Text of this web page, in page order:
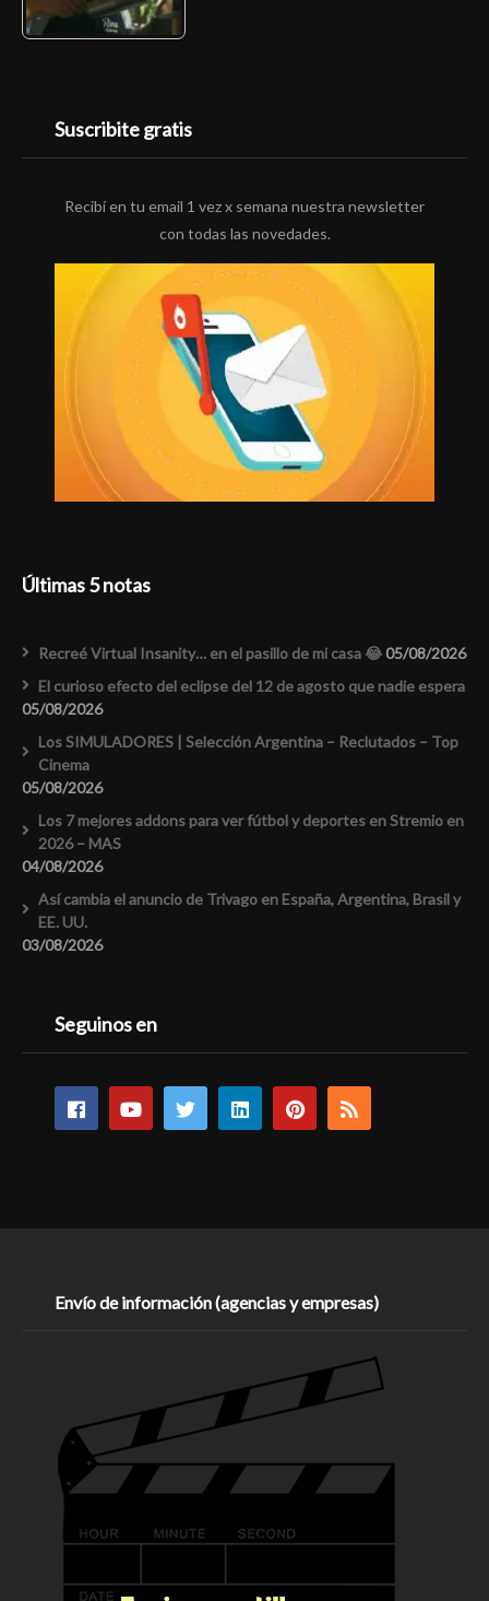
Suscribite gratis
Recibí en tu email 1 vez x semana nuestra newsletter
con todas las novedades.
Últimas 5 notas
Recreé Virtual Insanity… en el pasillo de mi casa 😂05/08/2026
El curioso efecto del eclipse del 12 de agosto que nadie espera
05/08/2026
Los SIMULADORES | Selección Argentina – Reclutados – Top
Cinema
05/08/2026
Los 7 mejores addons para ver fútbol y deportes en Stremio en
2026 – MAS
04/08/2026
Así cambia el anuncio de Trivago en España, Argentina, Brasil y
EE. UU.
03/08/2026
Seguinos en
Envío de información (agencias y empresas)